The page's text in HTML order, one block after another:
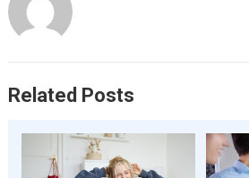
Related Posts